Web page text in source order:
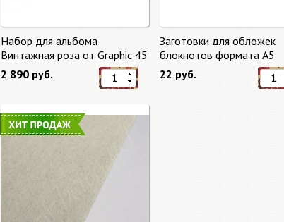
Набор для альбома
Винтажная роза от Graphic 45
2 890 руб.
Заготовки для обложек
блокнотов формата А5
22 руб.